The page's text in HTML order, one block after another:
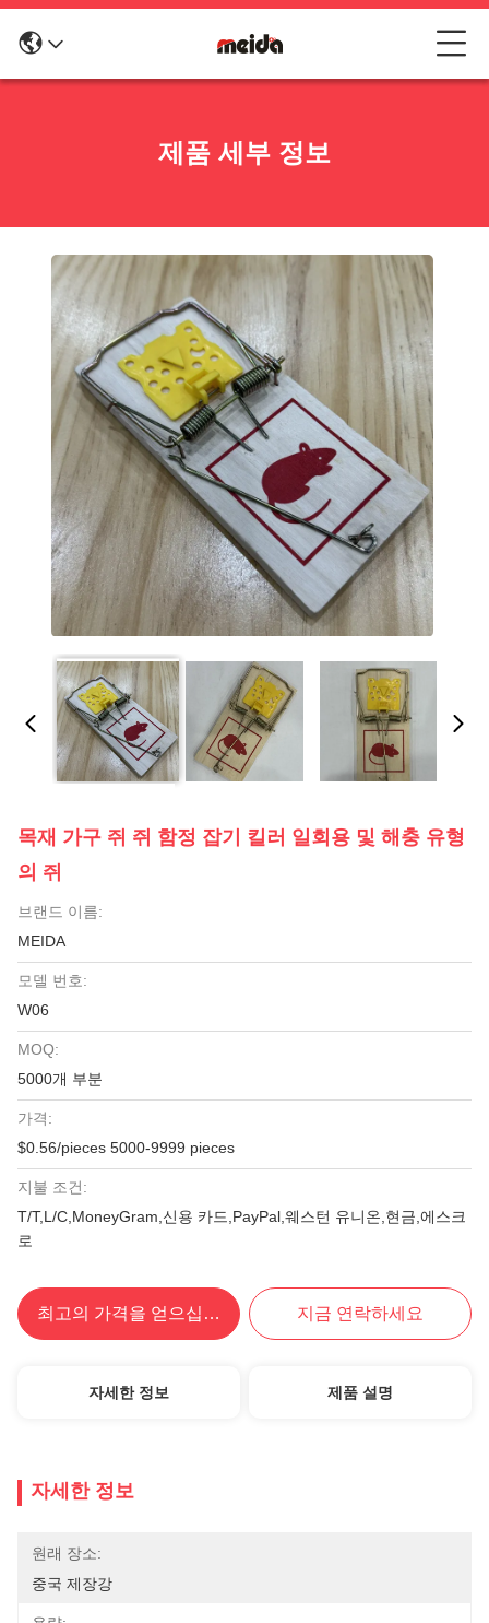
제품 세부 정보
목재 가구 쥐 쥐 함정 잡기 킬러 일회용 및 해충 유형
의 쥐
브랜드 이름:
MEIDA
모델 번호:
W06
MOQ:
5000개 부분
가격:
$0.56/pieces 5000-9999 pieces
지불 조건:
T/T,L/C,MoneyGram,신용 카드,PayPal,웨스턴 유니온,현금,에스크
로
최고의 가격을 얻으십시오 지금 연락하세요
자세한 정보 제품 설명
자세한 정보
원래 장소:
중국 제장강